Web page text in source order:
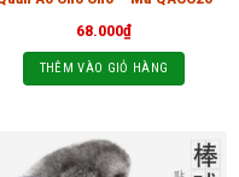
68.000₫
THÊM VÀO GIỎ HÀNG